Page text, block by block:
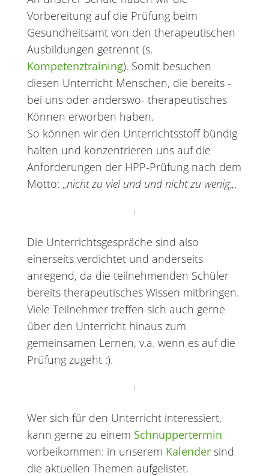
Vorbereitung auf die Prüfung beim
Gesundheitsamt von den therapeutischen
Ausbildungen getrennt (s.
Kompetenztraining). Somit besuchen
diesen Unterricht Menschen, die bereits -
bei uns oder anderswo- therapeutisches
Können erworben haben.
So können wir den Unterrichtsstoff bündig
halten und konzentrieren uns auf die
Anforderungen der HPP-Prüfung nach dem
Motto: „nicht zu viel und und nicht zu wenig„.
Die Unterrichtsgespräche sind also
einerseits verdichtet und anderseits
anregend, da die teilnehmenden Schüler
bereits therapeutisches Wissen mitbringen.
Viele Teilnehmer treffen sich auch gerne
über den Unterricht hinaus zum
gemeinsamen Lernen, v.a. wenn es auf die
Prüfung zugeht :).
Wer sich für den Unterricht interessiert,
kann gerne zu einem Schnuppertermin
vorbeikommen: in unserem Kalendersind
die aktuellen Themen aufgelistet.